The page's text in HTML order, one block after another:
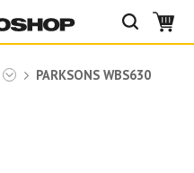
PARKSONS WBS630